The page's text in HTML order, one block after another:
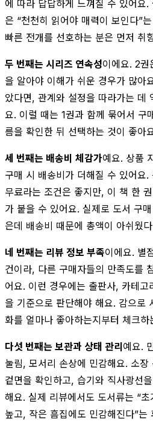
에 따라 답답하게 느껴질 수 있어요
은 “천천히 읽어야 매력이 보인다”
빠른 전개를 선호하는 분은 먼저 취
두 번째는 시리즈 연속성이에요. 2권
을 알아야 이해가 쉬운 경우가 많아
았다면, 관계와 설정을 따라가는 데
요. 이럴 때는 1권과 함께 묶어서 구
름을 확인한 뒤 선택하는 것이 좋아
세 번째는 배송비 체감가예요. 상품
구매 시 배송비가 더해질 수 있어
무료라는 조건은 좋지만, 이 책 한
가 붙을 수 있어요. 실제로 도서 구
은데 배송비 때문에 총액이 아쉬웠
네 번째는 리뷰 정보 부족이에요. 별
건이라, 다른 구매자들의 만족도를
어요. 이런 경우에는 출판사, 카테
을 기준으로 판단해야 해요. 감으로
화를 얼마나 좋아하는지부터 체크하
다섯 번째는 보관과 상태 관리예요.
눌림, 모서리 손상에 민감해요. 소
겉면을 확인하고, 습기와 직사광선
해요. 실제 리뷰에서도 도서류는 “
높고, 작은 흠집에도 민감해진다”는